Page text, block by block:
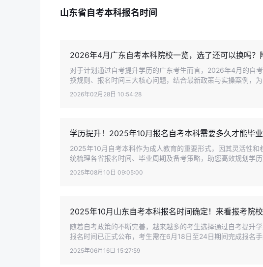
山东省自考本科报名时间
2026年4月广东自考本科院校一览，选了还可以换吗？
对于计划通过自考提升学历的广东考生而言，2026年4月的自
换规则、报名时间三大核心问题，结合最新政策与实操案例，
2026年02月28日 10:54:28
学历提升！2025年10月报名自考本科需要多久才能毕
2025年10月自考本科作为成人教育的重要形式，因其灵活性
统梳理各省报名时间、毕业周期及备考策略，助您高效规划学
2025年08月10日 09:05:00
2025年10月山东自考本科报名时间确定！来看报考院
随着自考政策的不断完善，越来越多的考生选择通过自考提升
报名时间已正式公布，考生需在6月18日至24日期间完成报名
2025年06月16日 15:27:59